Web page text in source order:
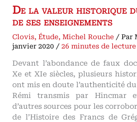
De la valeur historique
de ses enseignements
Clovis,Étude,Michel Rouche / Par
janvier 2020 /26 minutes de lecture
Devant l’abondance de faux
Xe et XIe siècles, plusieurs
ont mis en doute l’authenticité
Rémi transmis par Hincmar
d’autres sources pour les
de l’Histoire des Francs de